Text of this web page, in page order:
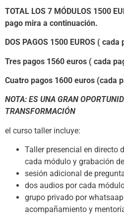
TOTAL LOS 7 MÓDULOS 1500
pago mira a continuación.
DOS PAGOS 1500 EUROS (
Tres pagos 1560 euros ( cada
Cuatro pagos 1600 euros (cada
NOTA: ES UNA GRAN
TRANSFORMACIÓN
el curso taller incluye:
Taller presencial en directo
cada módulo y grabación
sesión adicional de
dos audios por cada
grupo privado por
acompañamiento y